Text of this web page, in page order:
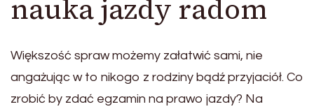
nauka jazdy radom
Większość spraw możemy załatwić sami, nie
angażując w to nikogo z rodziny bądź przyjaciół. Co
zrobić by zdać egzamin na prawo jazdy? Na